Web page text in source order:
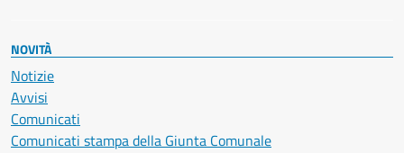
NOVITÀ
Notizie
Avvisi
Comunicati
Comunicati stampa della Giunta Comunale